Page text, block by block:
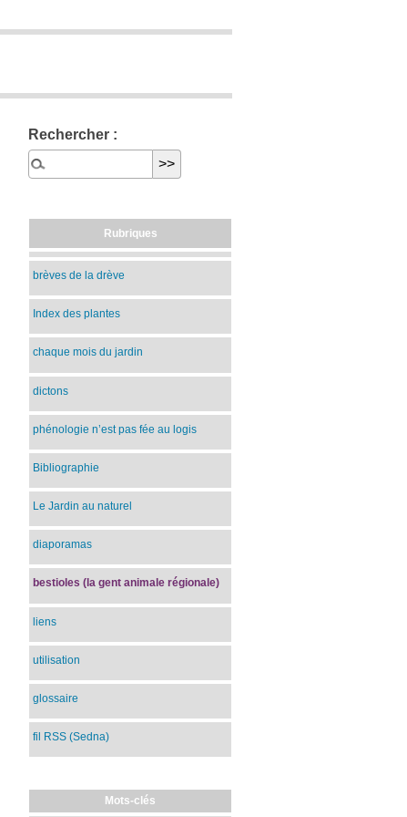
Rechercher :
Rubriques
brèves de la drève
Index des plantes
chaque mois du jardin
dictons
phénologie n’est pas fée au logis
Bibliographie
Le Jardin au naturel
diaporamas
bestioles (la gent animale régionale)
liens
utilisation
glossaire
fil RSS (Sedna)
Mots-clés